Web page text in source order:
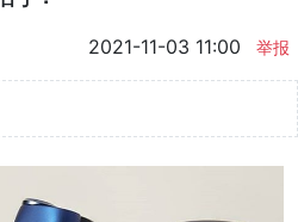
2021-11-03 11:00 举报